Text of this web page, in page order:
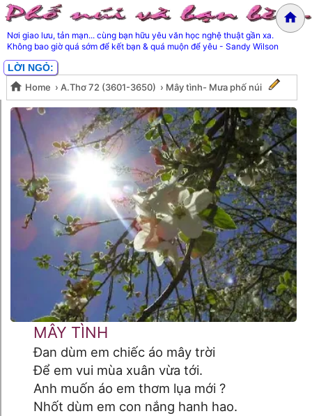
Nơi giao lưu, tản mạn... cùng bạn hữu yêu văn học nghệ thuật gần xa.
Không bao giờ quá sớm để kết bạn & quá muộn để yêu - Sandy Wilson
LỜI NGỎ:
Home › A.Thơ 72 (3601-3650) › Mây tình- Mưa phố núi
Mây tình- Mưa phố núi
MÂY TÌNH
Đan dùm em chiếc áo mây trời
Để em vui mùa xuân vừa tới.
Anh muốn áo em thơm lụa mới ?
Nhốt dùm em con nắng hanh hao.